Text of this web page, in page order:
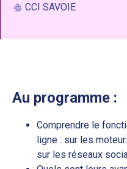
CCI SAVOIE
Au programme :
Comprendre le
ligne : sur les
sur les réseaux